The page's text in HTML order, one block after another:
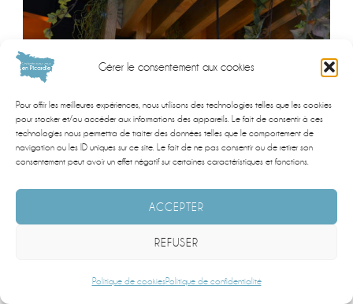
Gérer le consentement aux cookies
Pour offrir les meilleures expériences, nous utilisons des technologies telles que les cookies
pour stocker et/ou accéder aux informations des appareils. Le fait de consentir à ces
technologies nous permettra de traiter des données telles que le comportement de
navigation ou les ID uniques sur ce site. Le fait de ne pas consentir ou de retirer son
consentement peut avoir un effet négatif sur certaines caractéristiques et fonctions.
ACCEPTER
REFUSER
Politique de cookiesPolitique de confidentialité